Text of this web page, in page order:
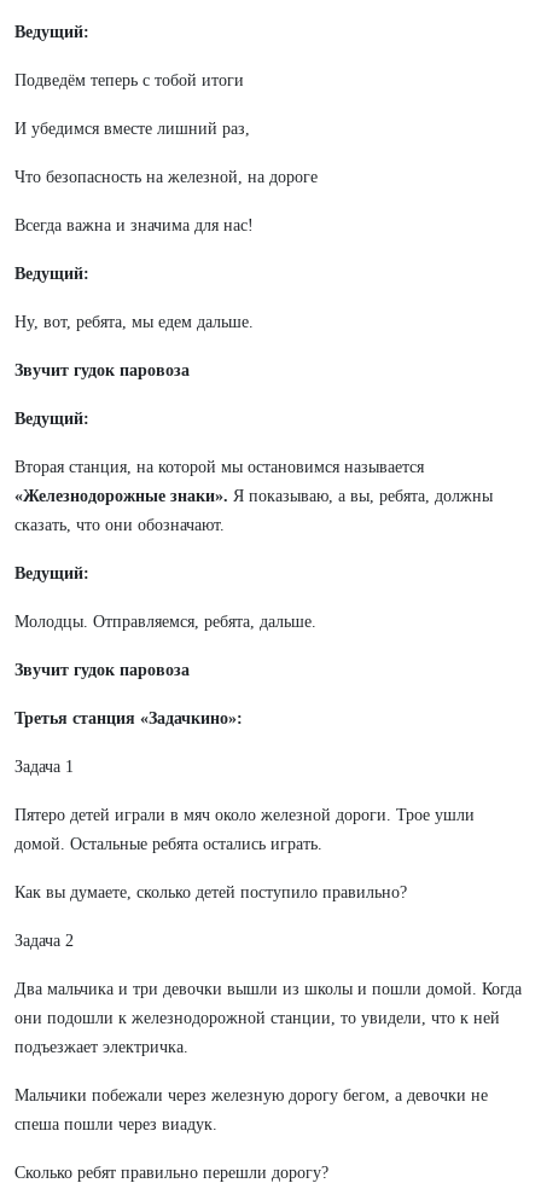
Ведущий:
Подведём теперь с тобой итоги
И убедимся вместе лишний раз,
Что безопасность на железной, на дороге
Всегда важна и значима для нас!
Ведущий:
Ну, вот, ребята, мы едем дальше.
Звучит гудок паровоза
Ведущий:
Вторая станция, на которой мы остановимся называется
«Железнодорожные знаки». Я показываю, а вы, ребята, должны
сказать, что они обозначают.
Ведущий:
Молодцы. Отправляемся, ребята, дальше.
Звучит гудок паровоза
Третья станция «Задачкино»:
Задача 1
Пятеро детей играли в мяч около железной дороги. Трое ушли
домой. Остальные ребята остались играть.
Как вы думаете, сколько детей поступило правильно?
Задача 2
Два мальчика и три девочки вышли из школы и пошли домой. Когда
они подошли к железнодорожной станции, то увидели, что к ней
подъезжает электричка.
Мальчики побежали через железную дорогу бегом, а девочки не
спеша пошли через виадук.
Сколько ребят правильно перешли дорогу?